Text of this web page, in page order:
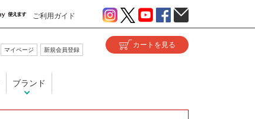
ご利用ガイド
マイページ 新規会員登録
ブランド